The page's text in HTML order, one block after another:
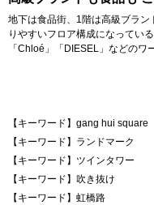
地下は食品街、1階は高級ブラ
りやすいフロア構成になってい
「Chloé」「DIESEL」などのワ
【キーワード】gang hui square
【キーワード】ランドマーク
【キーワード】ツインタワー
【キーワード】吹き抜け
【キーワード】虹橋路